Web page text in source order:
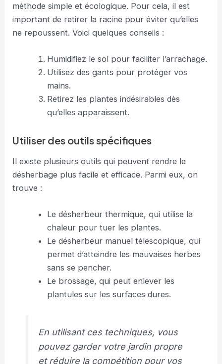
méthode simple et écologique. Pour cela, il est
important de retirer la racine pour éviter qu’elles
ne repoussent. Voici quelques conseils :
Humidifiez le sol pour faciliter l’arrachage.
Utilisez des gants pour protéger vos
mains.
Retirez les plantes indésirables dès
qu’elles apparaissent.
Utiliser des outils spécifiques
Il existe plusieurs outils qui peuvent rendre le
désherbage plus facile et efficace. Parmi eux, on
trouve :
Le désherbeur thermique, qui utilise la
chaleur pour tuer les plantes.
Le désherbeur manuel télescopique, qui
permet d’atteindre les mauvaises herbes
sans se pencher.
Le brossage, qui peut enlever les
plantules sur les surfaces dures.
En utilisant ces techniques, vous
pouvez garder votre jardin propre
et réduire la compétition pour vos